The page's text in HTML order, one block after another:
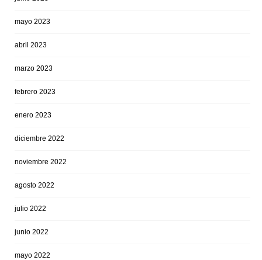
mayo 2023
abril 2023
marzo 2023
febrero 2023
enero 2023
diciembre 2022
noviembre 2022
agosto 2022
julio 2022
junio 2022
mayo 2022